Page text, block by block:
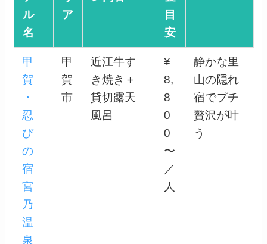
ル
名
ア
目
安
甲
賀
・
忍
び
の
宿
宮
乃
温
泉
甲
賀
市
近江牛す
き焼き＋
貸切露天
風呂
¥
8,
8
0
0
〜
／
人
静かな里
山の隠れ
宿でプチ
贅沢が叶
う